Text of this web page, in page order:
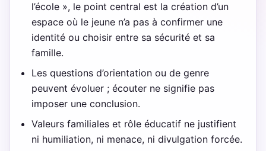
l’école », le point central est la création d’un
espace où le jeune n’a pas à confirmer une
identité ou choisir entre sa sécurité et sa
famille.
Les questions d’orientation ou de genre
peuvent évoluer ; écouter ne signifie pas
imposer une conclusion.
Valeurs familiales et rôle éducatif ne justifient
ni humiliation, ni menace, ni divulgation forcée.